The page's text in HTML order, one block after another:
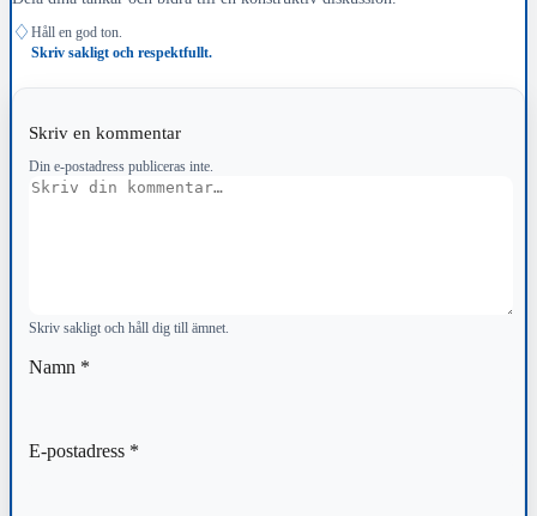
♢ Håll en god ton.
Skriv sakligt och respektfullt.
Skriv en kommentar
Din e-postadress publiceras inte.
Kommentar
Skriv sakligt och håll dig till ämnet.
Namn *
E-postadress *